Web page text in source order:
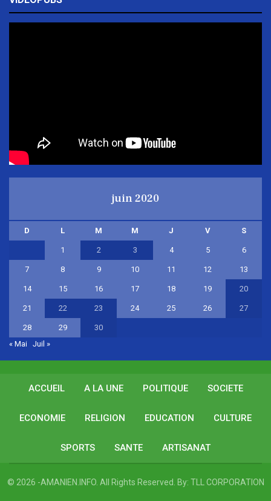
juin 2020
D L M M J V S
1 2 3 4 5 6
7 8 9 10 11 12 13
14 15 16 17 18 19 20
21 22 23 24 25 26 27
28 29
30
« Mai Juil »
ACCUEIL A LA UNE POLITIQUE SOCIETE
ECONOMIE RELIGION EDUCATION CULTURE
SPORTS SANTE ARTISANAT
© 2026 -AMANIEN.INFO. All Rights Reserved. By: TLL CORPORATION